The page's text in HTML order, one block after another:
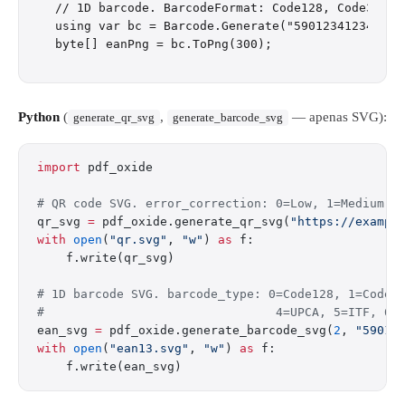
// 1D barcode. BarcodeFormat: Code128, Code39,
using var bc =
Python ( generate_qr_svg , generate_barcode_svg — apenas SVG):
import pdf_oxide
# QR code SVG. error_correction: 0=Low,
qr_svg = pdf_oxide.generate_qr_svg( "https://
with open ( "qr.svg" , "w" ) as f:
    f.write(qr_svg)
# 1D barcode SVG. barcode_type: 0=Code128,
#                                4=UPCA, 5=ITF,
ean_svg = pdf_oxide.generate_barcode_svg( 2 ,
with open ( "ean13.svg" , "w" ) as f:
    f.write(ean_svg)